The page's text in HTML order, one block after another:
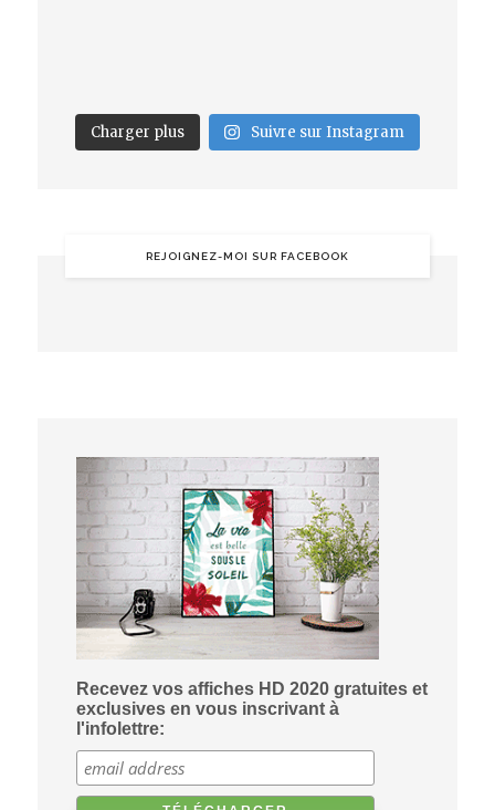
Charger plus Suivre sur Instagram
REJOIGNEZ-MOI SUR FACEBOOK
Recevez vos affiches HD 2020 gratuites et
exclusives en vous inscrivant à
l'infolettre: